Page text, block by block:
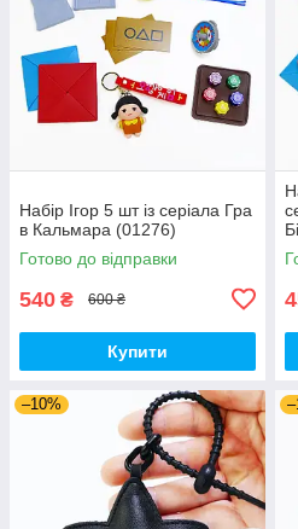
Набір Ігор 5 шт із серіала Гра
в Кальмара (01276)
Готово до відправки
540 ₴ 600 ₴
Купити
–10%